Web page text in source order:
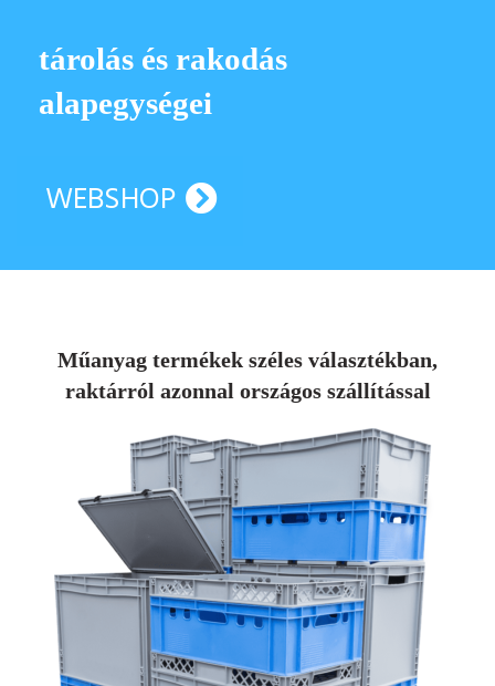
tárolás és rakodás
alapegységei
WEBSHOP
Műanyag termékek széles választékban,
raktárról azonnal országos szállítással